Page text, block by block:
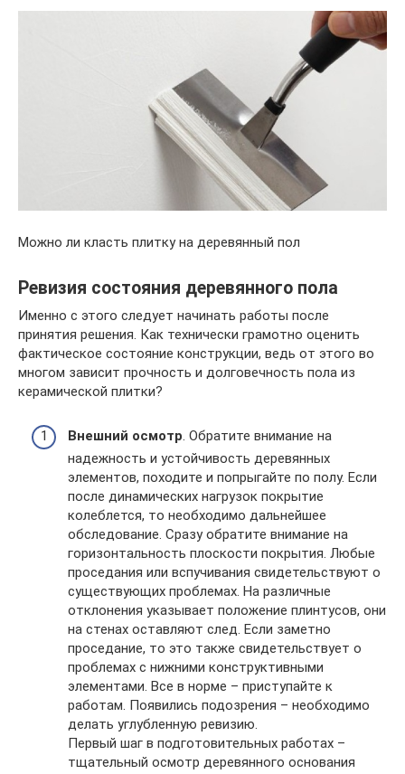
Можно ли класть плитку на деревянный пол
Ревизия состояния деревянного пола
Именно с этого следует начинать работы после
принятия решения. Как технически грамотно оценить
фактическое состояние конструкции, ведь от этого во
многом зависит прочность и долговечность пола из
керамической плитки?
Внешний осмотр . Обратите внимание на
надежность и устойчивость деревянных
элементов, походите и попрыгайте по полу. Если
после динамических нагрузок покрытие
колеблется, то необходимо дальнейшее
обследование. Сразу обратите внимание на
горизонтальность плоскости покрытия. Любые
проседания или вспучивания свидетельствуют о
существующих проблемах. На различные
отклонения указывает положение плинтусов, они
на стенах оставляют след. Если заметно
проседание, то это также свидетельствует о
проблемах с нижними конструктивными
элементами. Все в норме – приступайте к
работам. Появились подозрения – необходимо
делать углубленную ревизию.
Первый шаг в подготовительных работах –
тщательный осмотр деревянного основания